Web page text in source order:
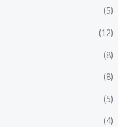
(5)
(12)
(8)
(8)
(5)
(4)